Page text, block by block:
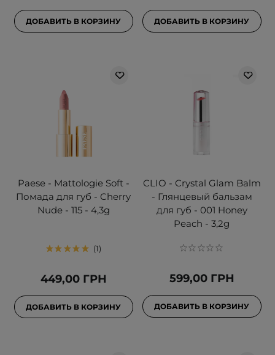
ДОБАВИТЬ В КОРЗИНУ ДОБАВИТЬ В КОРЗИНУ
Paese - Mattologie Soft -
Помада для губ - Cherry
Nude - 115 - 4,3g
1
449,00 ГРН
ДОБАВИТЬ В КОРЗИНУ
CLIO - Crystal Glam Balm
- Глянцевый бальзам
для губ - 001 Honey
Peach - 3,2g
599,00 ГРН
ДОБАВИТЬ В КОРЗИНУ